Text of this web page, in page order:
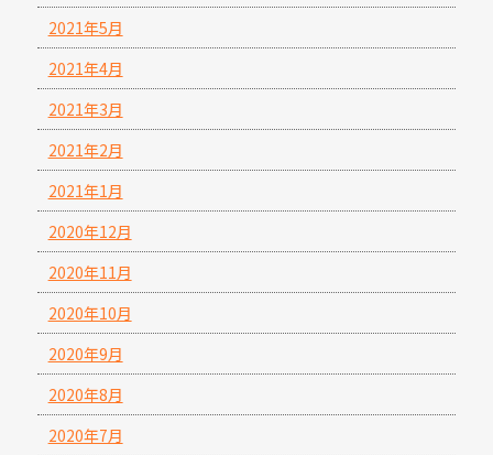
2021年5月
2021年4月
2021年3月
2021年2月
2021年1月
2020年12月
2020年11月
2020年10月
2020年9月
2020年8月
2020年7月